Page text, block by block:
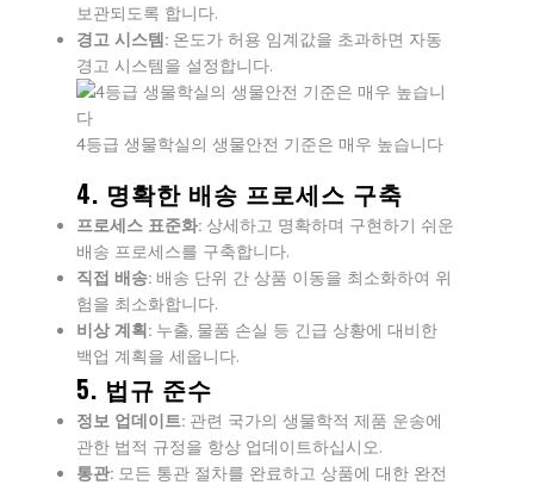
보관되도록 합니다.
경고 시스템: 온도가 허용 임계값을 초과하면 자동
경고 시스템을 설정합니다.
4등급 생물학실의 생물안전 기준은 매우 높습니다
4. 명확한 배송 프로세스 구축
프로세스 표준화: 상세하고 명확하며 구현하기 쉬운
배송 프로세스를 구축합니다.
직접 배송: 배송 단위 간 상품 이동을 최소화하여 위
험을 최소화합니다.
비상 계획: 누출, 물품 손실 등 긴급 상황에 대비한
백업 계획을 세웁니다.
5. 법규 준수
정보 업데이트: 관련 국가의 생물학적 제품 운송에
관한 법적 규정을 항상 업데이트하십시오.
통관: 모든 통관 절차를 완료하고 상품에 대한 완전